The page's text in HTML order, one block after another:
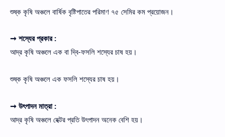
শুষ্ক কৃষি অঞ্চলে বার্ষিক বৃষ্টিপাতের পরিমাণ ৭৫ সেমির কম প্রয়োজন।
➞ শস্যের প্রকার :
আদ্র কৃষি অঞ্চলে এক বা দ্বি-ফসলি শস্যের চাষ হয়।
শুষ্ক কৃষি অঞ্চলে এক ফসলি শস্যের চাষ হয়।
➞ উৎপাদন মাত্রা :
আদ্র কৃষি অঞ্চলে হেক্টর প্রতি উৎপাদন অনেক বেশি হয়।